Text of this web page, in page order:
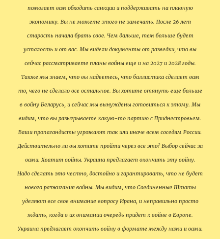
помогает вам обходить санкции и поддерживать на плавную
экономику. Вы не можете этого не замечать. После 26 лет
старость начала брать свое. Чем дальше, тем больше будет
усталость и от вас. Мы видели документы от разведки, что вы
сейчас рассматриваете планы войны еще и на 2027 и 2028 годы.
Также мы знаем, что вы надеетесь, что баллистика сделает вам
то, чего не сделало все остальное. Вы хотите втянуть еще больше
в войну Беларусь, и сейчас мы вынуждены готовиться к этому. Мы
видим, что вы разыгрываете какую-то партию с Приднестровьем.
Ваши пропагандисты угрожают так или иначе всем соседям России.
Действительно ли вы хотите пройти через все это? Выбор сейчас за
вами. Хватит войны. Украина предлагает окончить эту войну.
Надо сделать это честно, достойно и гарантировать, что не будет
нового разжигания войны. Мы видим, что Соединенные Штаты
уделяют все свое внимание вопросу Ирана, и неправильно просто
ждать, когда в их внимании очередь придет к войне в Европе.
Украина предлагает окончить войну в формате между нами и вами.